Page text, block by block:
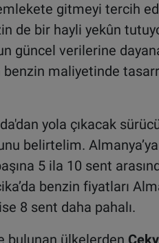
gitmeyi tercih
de bir hayli yekûn
güncel verilerine
maliyetinde
yola çıkacak
belirtelim.
5 ila 10 sent
benzin fiyatları
8 sent daha pahalı.